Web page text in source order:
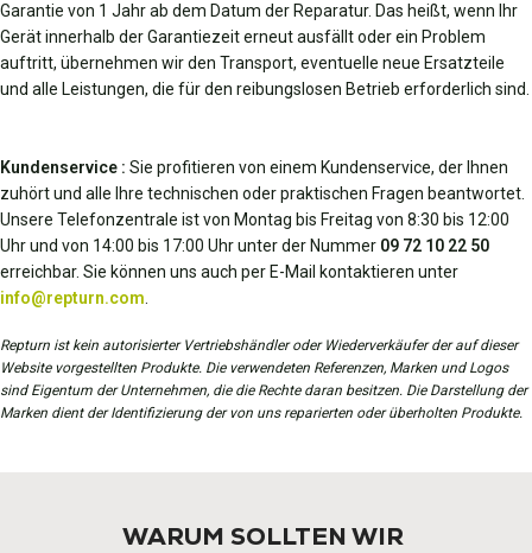
Garantie von 1 Jahr ab dem Datum der Reparatur. Das heißt, wenn Ihr
Gerät innerhalb der Garantiezeit erneut ausfällt oder ein Problem
auftritt, übernehmen wir den Transport, eventuelle neue Ersatzteile
und alle Leistungen, die für den reibungslosen Betrieb erforderlich sind.
Kundenservice : Sie profitieren von einem Kundenservice, der Ihnen
zuhört und alle Ihre technischen oder praktischen Fragen beantwortet.
Unsere Telefonzentrale ist von Montag bis Freitag von 8:30 bis 12:00
Uhr und von 14:00 bis 17:00 Uhr unter der Nummer 09 72 10 22 50
erreichbar. Sie können uns auch per E-Mail kontaktieren unter
info@repturn.com
Repturn ist kein autorisierter Vertriebshändler oder Wiederverkäufer der auf dieser
Website vorgestellten Produkte. Die verwendeten Referenzen, Marken und Logos
sind Eigentum der Unternehmen, die die Rechte daran besitzen. Die Darstellung der
Marken dient der Identifizierung der von uns reparierten oder überholten Produkte.
WARUM SOLLTEN WIR